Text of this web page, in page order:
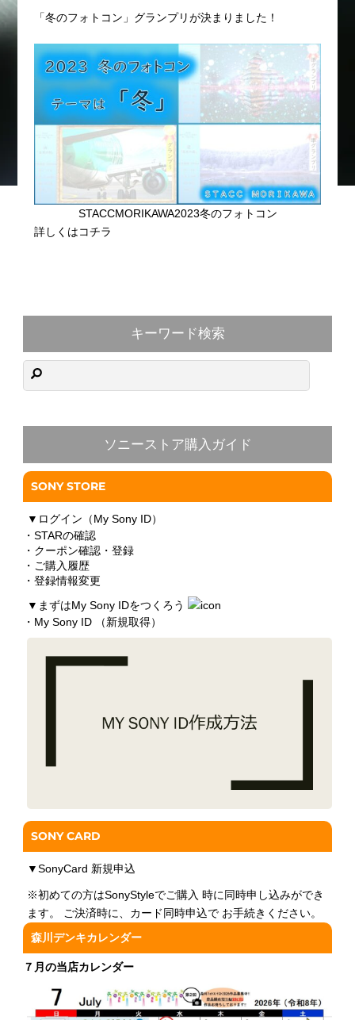
「冬のフォトコン」グランプリが決まりました！
STACCMORIKAWA2023冬のフォトコン
詳しくはコチラ
キーワード検索
ソニーストア購入ガイド
SONY STORE
▼ ログイン（My Sony ID）
・STARの確認
・クーポン確認・登録
・ご購入履歴
・登録情報変更
▼ まずはMy Sony IDをつくろう
・My Sony ID （新規取得）
SONY CARD
▼SonyCard 新規申込
※初めての方はSonyStyleでご購入 時に同時申し込みができ
ます。 ご決済時に、カード同時申込で お手続きください。
森川デンキカレンダー
７月の当店カレンダー